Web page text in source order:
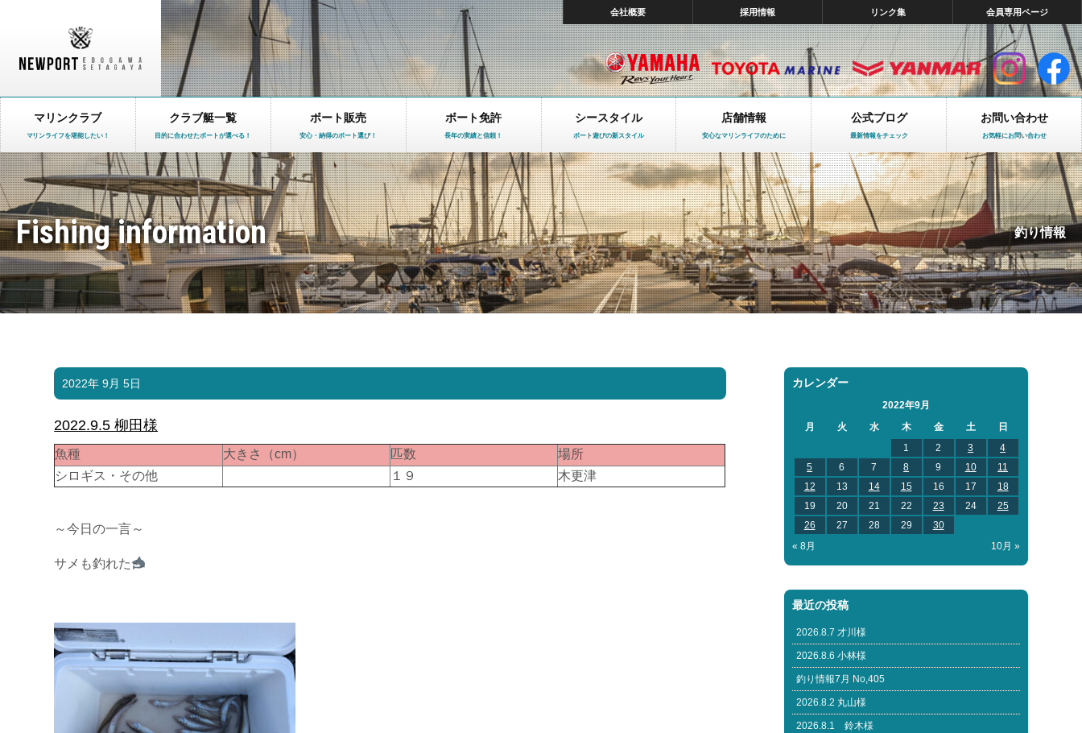
会社概要 採用情報 リンク集 会員専用ページ
マリンクラブ
マリンライフを堪能したい！
クラブ艇一覧
目的に合わせたボートが選べる！
ボート販売
安心・納得のボート選び！
ボート免許
長年の実績と信頼！
シースタイル
ボート遊びの新スタイル
店舗情報
安心なマリンライフのために
公式ブログ
最新情報をチェック
お問い合わせ
お気軽にお問い合わせ
Fishing information 釣り情報
2022年 9月 5日
2022.9.5 柳田様
魚種 大きさ（cm） 匹数
場所
シロギス・その他
１９ 木更津
～今日の一言～
サメも釣れた
カレンダー
2022年9月
月
火 水 木 金 土
日
1
2 3
4
5
6 7 8 9 10
11
12
13 14 15 16 17
18
19
20 21 22 23 24
25
26
27 28 29
30
« 8月
10月 »
最近の投稿
2026.8.7 才川様
2026.8.6 小林様
釣り情報7月 No,405
2026.8.2 丸山様
2026.8.1 鈴木様